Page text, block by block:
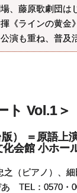
、藤原歌劇団
《ラインの黄
演も重ね、普及
ト Vol.1＞
） ＝原語上
会館 小ホー
（ピアノ）、
TEL：0570・